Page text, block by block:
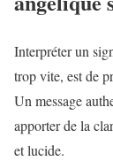
Interpréter un
trop vite, est de
Un message
apporter de la
et lucide.